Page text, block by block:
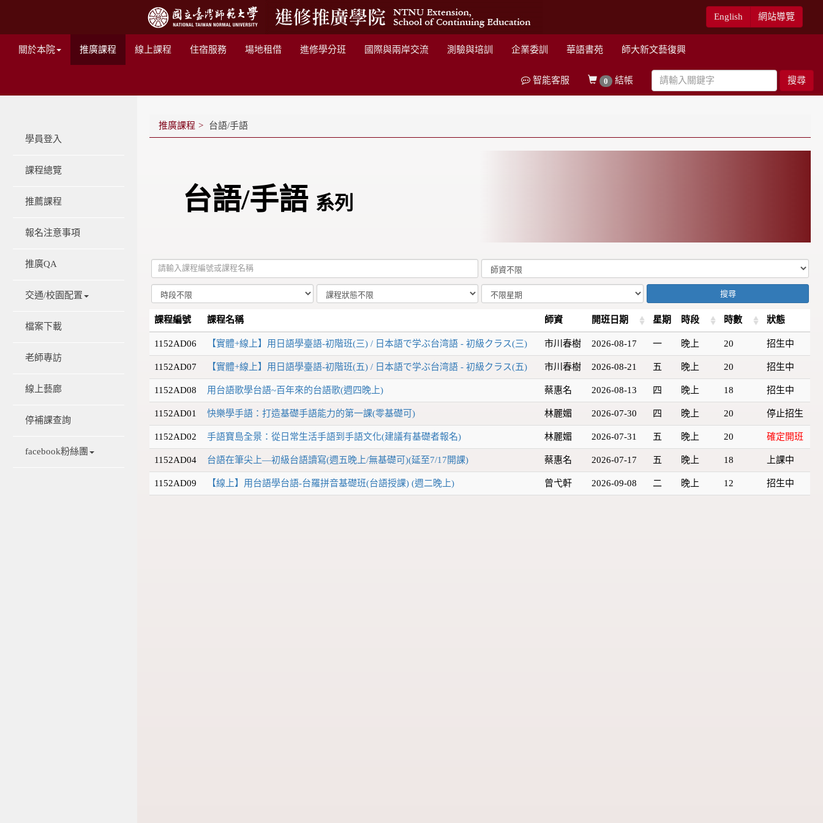
English 網站導覽
關於本院 推廣課程 線上課程 住宿服務 場地租借 進修學分班 國際與兩岸交流 測驗與培訓 企業委訓 華語書苑 師大新文藝復興
搜尋
0 結帳
智能客服
學員登入
課程總覽
推薦課程
報名注意事項
推廣QA
交通/校園配置
檔案下載
老師專訪
線上藝廊
停補課查詢
facebook粉絲團
推廣課程 台語/手語
台語/手語 系列
搜尋
課程編號 課程名稱 師資 開班日期 星期 時段 時數 狀態
1152AD06 【實體+線上】用日語學臺語-初階班(三) / 日本語で学ぶ台湾語 - 初級クラス(三) 市川春樹 2026-08-17 一 晚上 20 招生中
1152AD07 【實體+線上】用日語學臺語-初階班(五) / 日本語で学ぶ台湾語 - 初級クラス(五) 市川春樹 2026-08-21 五 晚上 20 招生中
1152AD08 用台語歌學台語~百年來的台語歌(週四晚上) 蔡惠名 2026-08-13 四 晚上 18 招生中
1152AD01 快樂學手語：打造基礎手語能力的第一課(零基礎可) 林麗媚 2026-07-30 四 晚上 20 停止招生
1152AD02 手語寶島全景：從日常生活手語到手語文化(建議有基礎者報名) 林麗媚 2026-07-31 五 晚上 20 確定開班
1152AD04 台語在筆尖上—初級台語讀寫(週五晚上/無基礎可)(延至7/17開課) 蔡惠名 2026-07-17 五 晚上 18 上課中
1152AD09 【線上】用台語學台語-台羅拼音基礎班(台語授課) (週二晚上) 曾弋軒 2026-09-08 二 晚上 12 招生中